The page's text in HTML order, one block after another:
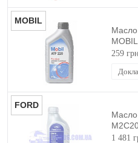
MOBIL
Масло
MOBIL
259
FORD
Масло
1 481